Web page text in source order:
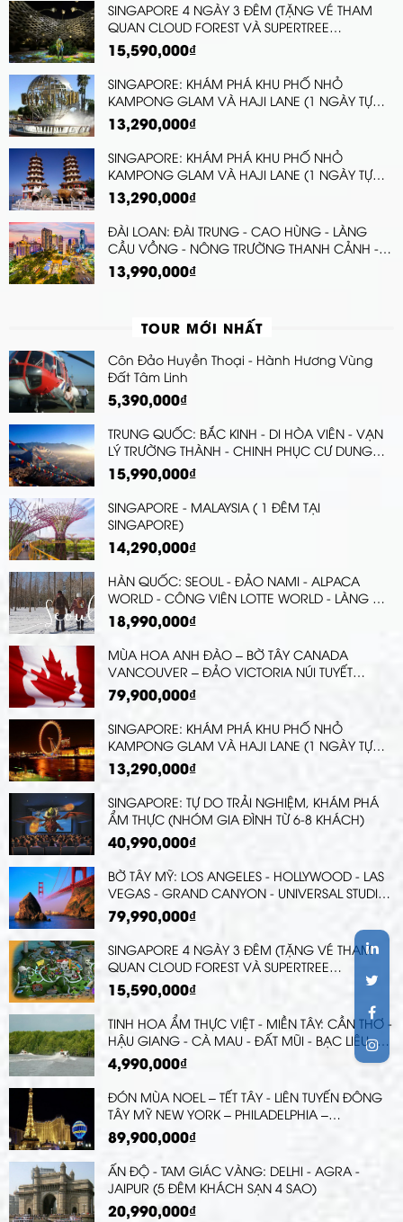
SINGAPORE 4 NGÀY 3 ĐÊM (TẶNG VÉ THAM
QUAN CLOUD FOREST VÀ SUPERTREE
OBSERVATORY, KHU VƯỜN GIÁC QUAN
SENSORY SCAPE)
15,590,000₫
SINGAPORE: KHÁM PHÁ KHU PHỐ NHỎ
KAMPONG GLAM VÀ HAJI LANE (1 NGÀY TỰ
DO)
13,290,000₫
SINGAPORE: KHÁM PHÁ KHU PHỐ NHỎ
KAMPONG GLAM VÀ HAJI LANE (1 NGÀY TỰ
DO)
13,290,000₫
ĐÀI LOAN: ĐÀI TRUNG - CAO HÙNG - LÀNG
CẦU VỒNG - NÔNG TRƯỜNG THANH CẢNH -
ĐÀI BẮC - CÔNG VIÊN DƯƠNG MINH SƠN -
BẢO TÀNG CỐ CUNG
13,990,000₫
TOUR MỚI NHẤT
Côn Đảo Huyền Thoại - Hành Hương Vùng
Đất Tâm Linh
5,390,000₫
TRUNG QUỐC: BẮC KINH - DI HÒA VIÊN - VẠN
LÝ TRƯỜNG THÀNH - CHINH PHỤC CƯ DUNG
QUAN - THẬP TAM LĂNG
15,990,000₫
SINGAPORE - MALAYSIA ( 1 ĐÊM TẠI
SINGAPORE)
14,290,000₫
HÀN QUỐC: SEOUL - ĐẢO NAMI - ALPACA
WORLD - CÔNG VIÊN LOTTE WORLD - LÀNG CỔ
EUNPYEONG HANOK (3 ĐÊM KHÁCH SẠN) |
TRẢI NGHIỆM MẶC HANBOK TẠI CUNG ĐIỆN
GYEONGBOK
18,990,000₫
MÙA HOA ANH ĐÀO – BỜ TÂY CANADA
VANCOUVER – ĐẢO VICTORIA NÚI TUYẾT
WHISTLER - WHITE ROCK PIER
79,900,000₫
SINGAPORE: KHÁM PHÁ KHU PHỐ NHỎ
KAMPONG GLAM VÀ HAJI LANE (1 NGÀY TỰ
DO)
13,290,000₫
SINGAPORE: TỰ DO TRẢI NGHIỆM, KHÁM PHÁ
ẨM THỰC (NHÓM GIA ĐÌNH TỪ 6-8 KHÁCH)
40,990,000₫
BỜ TÂY MỸ: LOS ANGELES - HOLLYWOOD - LAS
VEGAS - GRAND CANYON - UNIVERSAL STUDIO
- SAN JOSE - SAN FRANCISCO ( TẶNG VÉ
VỌNG CẢNH SKYWALK )
79,990,000₫
SINGAPORE 4 NGÀY 3 ĐÊM (TẶNG VÉ THAM
QUAN CLOUD FOREST VÀ SUPERTREE
OBSERVATORY, KHU VƯỜN GIÁC QUAN
SENSORY SCAPE)
15,590,000₫
TINH HOA ẨM THỰC VIỆT - MIỀN TÂY: CẦN THƠ -
HẬU GIANG - CÀ MAU - ĐẤT MŨI - BẠC LIÊU -
SÓC TRĂNG (THƯỞNG THỨC MÓN ĂN TIÊU BIỂU
TRÊN BẢN ĐỒ ẨM THỰC VIỆT)
4,990,000₫
ĐÓN MÙA NOEL – TẾT TÂY - LIÊN TUYẾN ĐÔNG
TÂY MỸ NEW YORK – PHILADELPHIA –
DELAWARE – WASHINGTON DC LAS VEGAS –
QUẬN CAM - LOS ANGELES PHƯỚC LỘC THỌ -
MEXICO – SAN DIEGO
89,900,000₫
ẤN ĐỘ - TAM GIÁC VÀNG: DELHI - AGRA -
JAIPUR (5 ĐÊM KHÁCH SẠN 4 SAO)
20,990,000₫